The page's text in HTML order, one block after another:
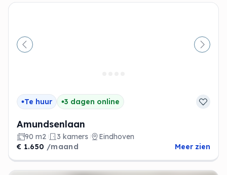
Vorige
Te huur 3 dagen online
Amundsenlaan
90 m2 3 kamers
Eindhoven
€ 1.650 /maand Meer zien